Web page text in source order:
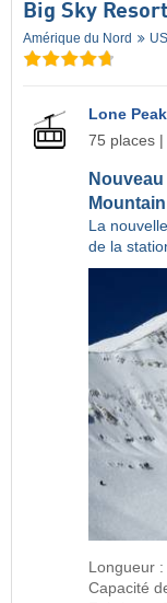
Big Sky Resort
Amérique du Nord
Lone
75 places
Mountain
La
de la
Longueur
Capacité